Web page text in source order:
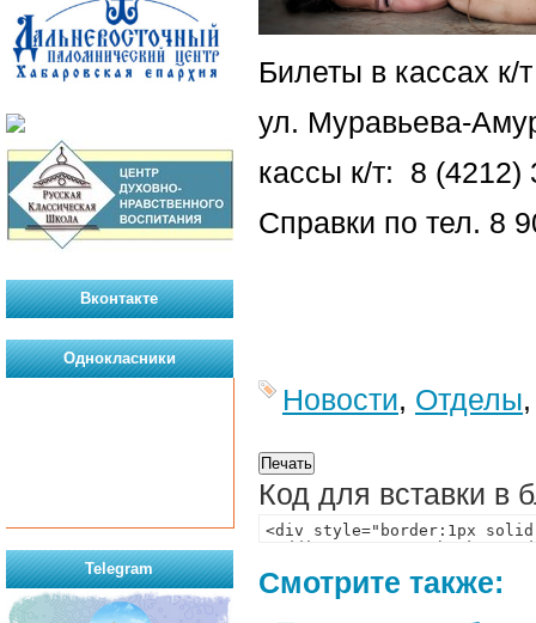
Билеты в кассах к/
ул. Муравьева-
кассы к/т: 8 (4212)
Справки по тел. 8
Новости, Отделы
Код для вставки в
Смотрите также:
Вконтакте
Однокласники
Telegram